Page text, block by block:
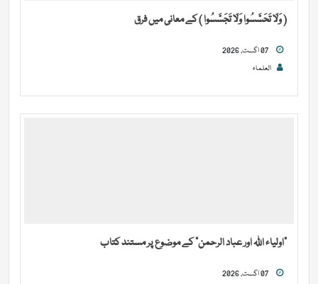
( وَلَا تَحَسَّسُوا وَلَا تَجَسَّسُوا ) کے معانی میں فرق
العلماء
“اولیاء اللہ اور عباد الرحمن” کے موضوع پر مستند کتاب